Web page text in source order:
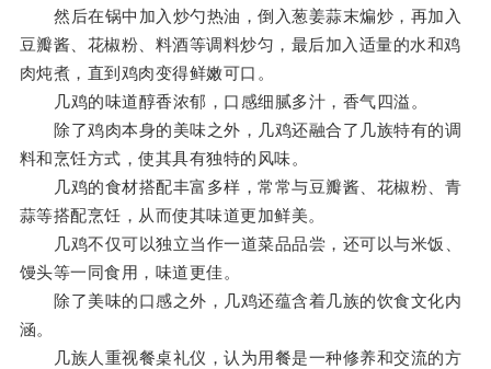
然后在锅中加入炒勺热油，倒入葱姜蒜末煸炒，再加入
豆瓣酱、花椒粉、料酒等调料炒匀，最后加入适量的水和鸡
肉炖煮，直到鸡肉变得鲜嫩可口。
几鸡的味道醇香浓郁，口感细腻多汁，香气四溢。
除了鸡肉本身的美味之外，几鸡还融合了几族特有的调
料和烹饪方式，使其具有独特的风味。
几鸡的食材搭配丰富多样，常常与豆瓣酱、花椒粉、青
蒜等搭配烹饪，从而使其味道更加鲜美。
几鸡不仅可以独立当作一道菜品品尝，还可以与米饭、
馒头等一同食用，味道更佳。
除了美味的口感之外，几鸡还蕴含着几族的饮食文化内
涵。
几族人重视餐桌礼仪，认为用餐是一种修养和交流的方